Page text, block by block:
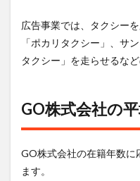
広告事業では、タクシー
「ポカリタクシー」、サ
タクシー」を走らせるな
GO株式会社の
GO株式会社の在籍年数に
ます。